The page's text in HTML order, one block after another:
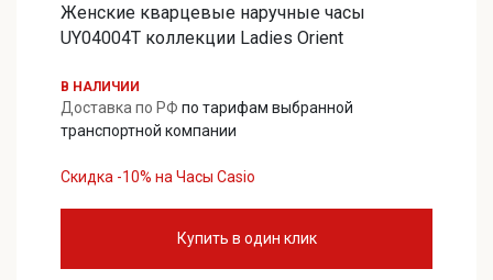
составляла
24500,00 ₽.
18800,00
Женские кварцевые наручные часы
UY04004T коллекции Ladies Orient
В НАЛИЧИИ
Доставка по РФ по тарифам выбранной
транспортной компании
Скидка -10% на Часы Casio
Купить в один клик